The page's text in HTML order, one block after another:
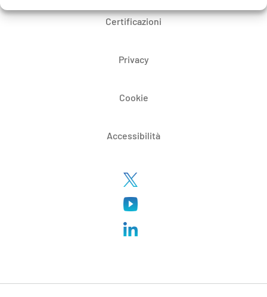
Certificazioni
Privacy
Cookie
Accessibilità